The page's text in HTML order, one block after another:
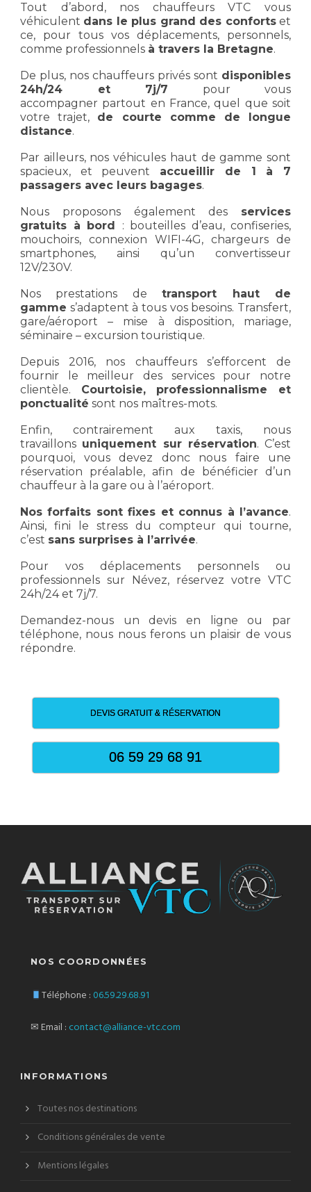
Tout d’abord, nos chauffeurs VTC vous
véhiculent dans le plus grand des confortset
ce, pour tous vos déplacements, personnels,
comme professionnels à travers la Bretagne.
De plus, nos chauffeurs privés sont disponibles
24h/24 et 7j/7 pour vous
accompagner partout en France, quel que soit
votre trajet, de courte comme de longue
distance.
Par ailleurs, nos véhicules haut de gamme sont
spacieux, et peuvent accueillir de 1 à 7
passagers avec leurs bagages.
Nous proposons également des services
gratuits à bord : bouteilles d’eau, confiseries,
mouchoirs, connexion WIFI-4G, chargeurs de
smartphones, ainsi qu’un convertisseur
12V/230V.
Nos prestations detransport haut de
gamme s’adaptent à tous vos besoins. Transfert,
gare/aéroport – mise à disposition, mariage,
séminaire – excursion touristique.
Depuis 2016, nos chauffeurs s’efforcent de
fournir le meilleur des services pour notre
clientèle. Courtoisie, professionnalisme et
ponctualité sont nos maîtres-mots.
Enfin, contrairement aux taxis, nous
travaillons uniquement sur réservation. C’est
pourquoi, vous devez donc nous faire une
réservation préalable, afin de bénéficier d’un
chauffeur à la gare ou à l’aéroport.
Nos forfaits sont fixes et connus à l’avance.
Ainsi, fini le stress du compteur qui tourne,
c’est sans surprises à l’arrivée.
Pour vos déplacements personnels ou
professionnels sur Névez, réservez votre VTC
24h/24 et 7j/7.
Demandez-nous un devis en ligne ou par
téléphone, nous nous ferons un plaisir de vous
répondre.
DEVIS GRATUIT & RÉSERVATION
06 59 29 68 91
NOS COORDONNÉES
Téléphone : 06.59.29.68.91
✉ Email : contact@alliance-vtc.com
INFORMATIONS
Toutes nos destinations
Conditions générales de vente
Mentions légales